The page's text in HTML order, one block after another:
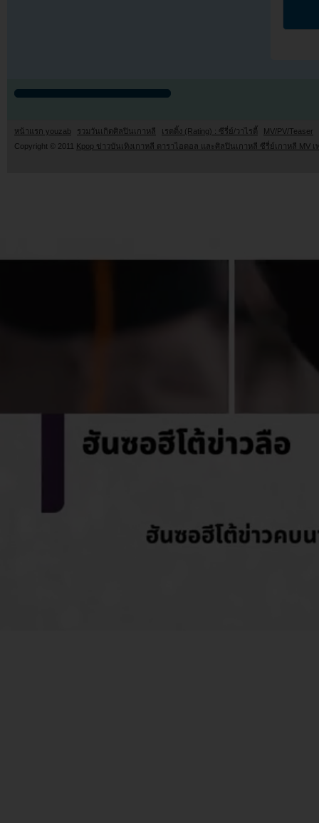
หน้าแรก youzab รวมวันเกิดศิลปินเกาหลี เรตติ้ง (Rating) : ซีรี่ย์/วาไรตี้
MV/PV/Teaser
Copyright © 2011
Kpop ข่าวบันเทิงเกาหลี ดาราไอดอล และศิลปินเกาหลี ซีรี่ย์เกาหลี MV